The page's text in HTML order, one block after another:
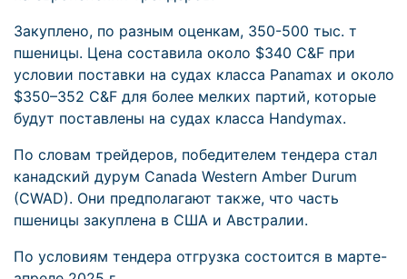
Закуплено, по разным оценкам, 350-500 тыс. т
пшеницы. Цена составила около $340 C&F при
условии поставки на судах класса Panamax и около
$350–352 C&F для более мелких партий, которые
будут поставлены на судах класса Handymax.
По словам трейдеров, победителем тендера стал
канадский дурум Canada Western Amber Durum
(CWAD). Они предполагают также, что часть
пшеницы закуплена в США и Австралии.
По условиям тендера отгрузка состоится в марте-